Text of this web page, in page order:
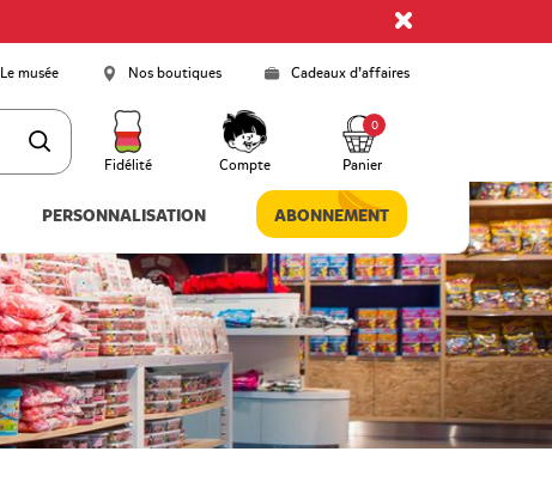
Le musée Nos boutiques Cadeaux d’affaires
Fidélité Compte Panier
0
PERSONNALISATION ABONNEMENT